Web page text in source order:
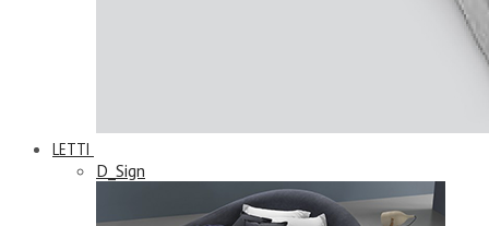
LETTI
D_Sign